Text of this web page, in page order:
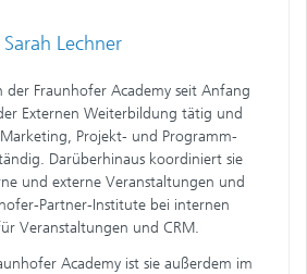
Sarah Lechner
der Fraunhofer Academy seit Anfang
Externen Weiterbildung tätig und
Projekt- und Programm-
Darüberhinaus koordiniert sie
und externe Veranstaltungen und
Partner-Institute bei internen
Veranstaltungen und CRM.
Academy ist sie außerdem im